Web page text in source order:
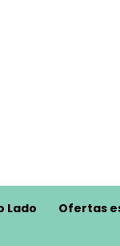
Lado Ofertas